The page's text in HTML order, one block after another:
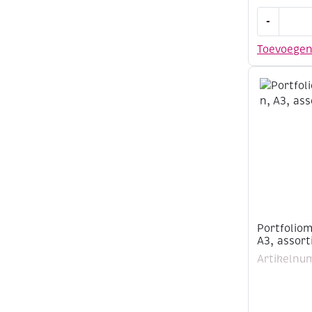
Toevoegen
-
lichtgrijs
A3,